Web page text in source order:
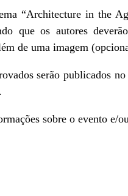
“Architecture in the
que os autores
de uma imagem
serão publicados
sobre o evento e/